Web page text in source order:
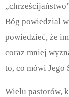
Bóg powiedział
powiedzieć, że
coraz mniej
to, co mówi Jego
Wielu pastorów,